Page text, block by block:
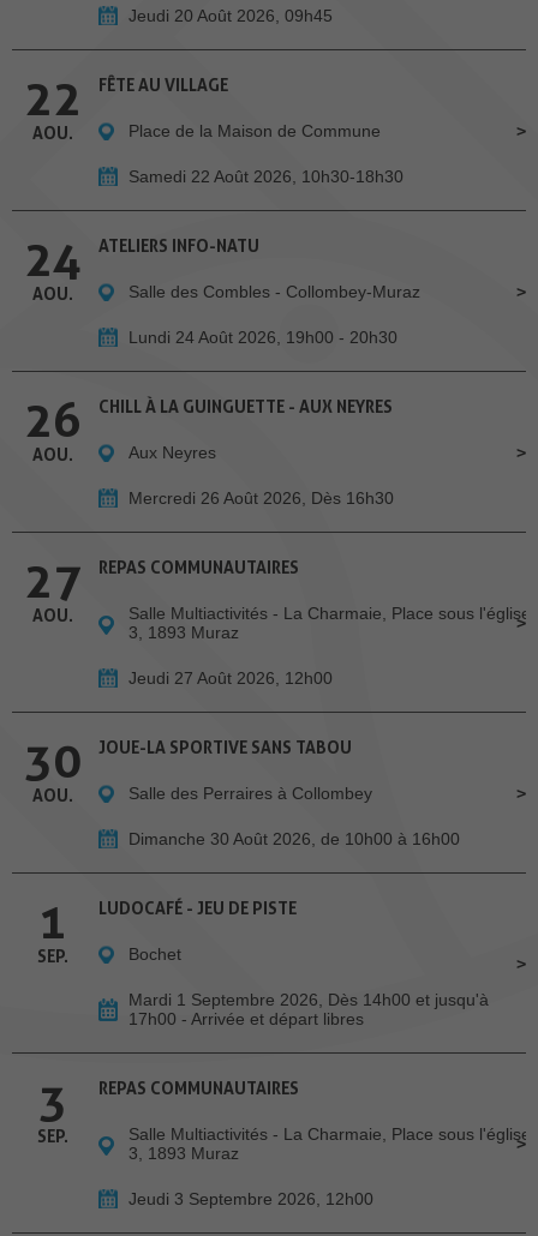
Jeudi 20 Août 2026, 09h45
22
AOU.
FÊTE AU VILLAGE
Place de la Maison de Commune
Samedi 22 Août 2026, 10h30-18h30
24
AOU.
ATELIERS INFO-NATU
Salle des Combles - Collombey-Muraz
Lundi 24 Août 2026, 19h00 - 20h30
26
AOU.
CHILL À LA GUINGUETTE - AUX NEYRES
Aux Neyres
Mercredi 26 Août 2026, Dès 16h30
27
AOU.
REPAS COMMUNAUTAIRES
Salle Multiactivités - La Charmaie, Place sous l'église
3, 1893 Muraz
Jeudi 27 Août 2026, 12h00
30
AOU.
JOUE-LA SPORTIVE SANS TABOU
Salle des Perraires à Collombey
Dimanche 30 Août 2026, de 10h00 à 16h00
1
SEP.
LUDOCAFÉ - JEU DE PISTE
Bochet
Mardi 1 Septembre 2026, Dès 14h00 et jusqu'à
17h00 - Arrivée et départ libres
3
SEP.
REPAS COMMUNAUTAIRES
Salle Multiactivités - La Charmaie, Place sous l'église
3, 1893 Muraz
Jeudi 3 Septembre 2026, 12h00